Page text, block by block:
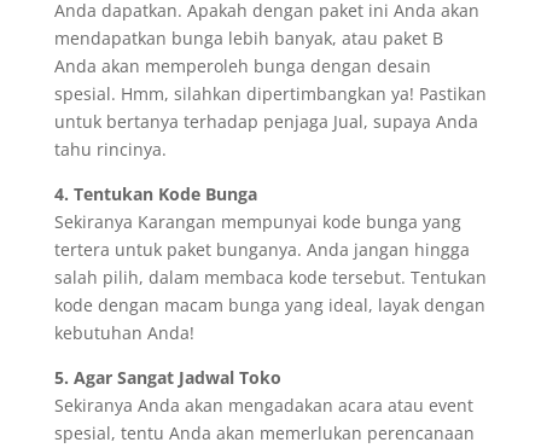
Anda dapatkan. Apakah dengan paket ini Anda akan
mendapatkan bunga lebih banyak, atau paket B
Anda akan memperoleh bunga dengan desain
spesial. Hmm, silahkan dipertimbangkan ya! Pastikan
untuk bertanya terhadap penjaga Jual, supaya Anda
tahu rincinya.
4. Tentukan Kode Bunga
Sekiranya Karangan mempunyai kode bunga yang
tertera untuk paket bunganya. Anda jangan hingga
salah pilih, dalam membaca kode tersebut. Tentukan
kode dengan macam bunga yang ideal, layak dengan
kebutuhan Anda!
5. Agar Sangat Jadwal Toko
Sekiranya Anda akan mengadakan acara atau event
spesial, tentu Anda akan memerlukan perencanaan